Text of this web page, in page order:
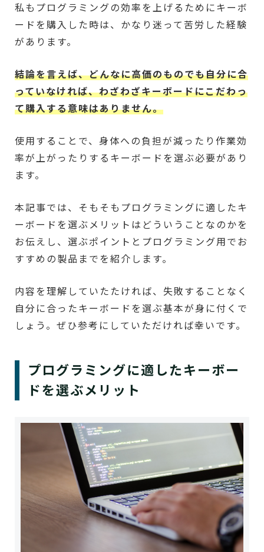
私もプログラミングの効率を上げるためにキーボ
ードを購入した時は、かなり迷って苦労した経験
があります。
結論を言えば、どんなに高価のものでも自分に合
っていなければ、わざわざキーボードにこだわっ
て購入する意味はありません。
使用することで、身体への負担が減ったり作業効
率が上がったりするキーボードを選ぶ必要があり
ます。
本記事では、そもそもプログラミングに適したキ
ーボードを選ぶメリットはどういうことなのかを
お伝えし、選ぶポイントとプログラミング用でお
すすめの製品までを紹介します。
内容を理解していたたければ、失敗することなく
自分に合ったキーボードを選ぶ基本が身に付くで
しょう。ぜひ参考にしていただければ幸いです。
プログラミングに適したキーボー
ドを選ぶメリット